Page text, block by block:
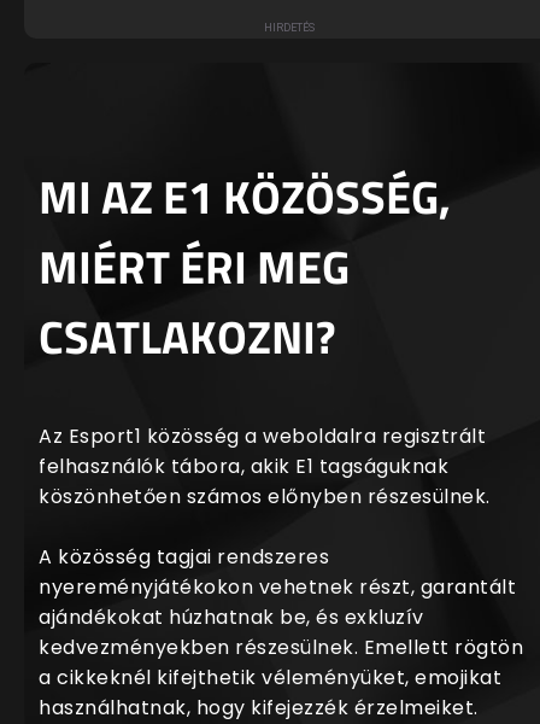
MI AZ E1 KÖZÖSSÉG,
MIÉRT ÉRI MEG
CSATLAKOZNI?
Az Esport1 közösség a weboldalra regisztrált
felhasználók tábora, akik E1 tagságuknak
köszönhetően számos előnyben részesülnek.
A közösség tagjai rendszeres
nyereményjátékokon vehetnek részt, garantált
ajándékokat húzhatnak be, és exkluzív
kedvezményekben részesülnek. Emellett rögtön
a cikkeknél kifejthetik véleményüket, emojikat
használhatnak, hogy kifejezzék érzelmeiket.